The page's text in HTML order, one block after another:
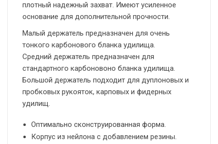
плотный надежный захват. Имеют усиленное
основание для дополнительной прочности.
Малый держатель предназначен для очень
тонкого карбонового бланка удилища.
Средний держатель предназначен для
стандартного карбоновоно бланка удилища.
Большой держатель подходит для дуплоновых и
пробковых рукояток, карповых и фидерных
удилищ.
Оптимально сконструированная форма.
Корпус из нейлона с добавлением резины.